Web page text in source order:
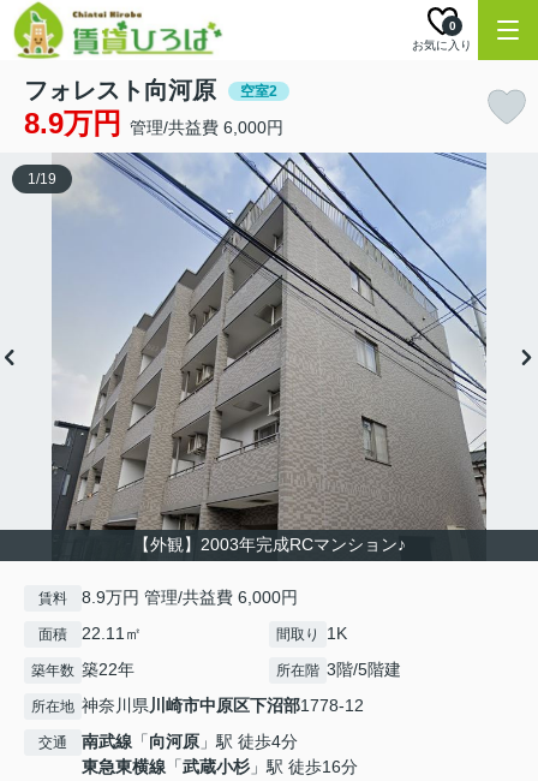
お気に入り
0
フォレスト向河原 空室2
8.9万円 管理/共益費 6,000円
【外観】2003年完成RCマンション♪
1/19
賃料 8.9万円 管理/共益費 6,000円
面積 22.11㎡ 間取り 1K
築年数 築22年 所在階 3階/5階建
所在地 神奈川県川崎市中原区下沼部1778-12
交通 南武線 「向河原 」駅 徒歩4分
東急東横線 「武蔵小杉 」駅 徒歩16分